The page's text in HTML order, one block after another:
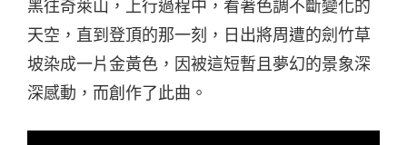
黑往奇萊山，上行過程中，看著色調不斷變化的
天空，直到登頂的那一刻，日出將周遭的劍竹草
坡染成一片金黃色，因被這短暫且夢幻的景象深
深感動，而創作了此曲。